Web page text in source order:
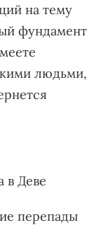
на тему
фундамент
людьми,
в Деве
перепады